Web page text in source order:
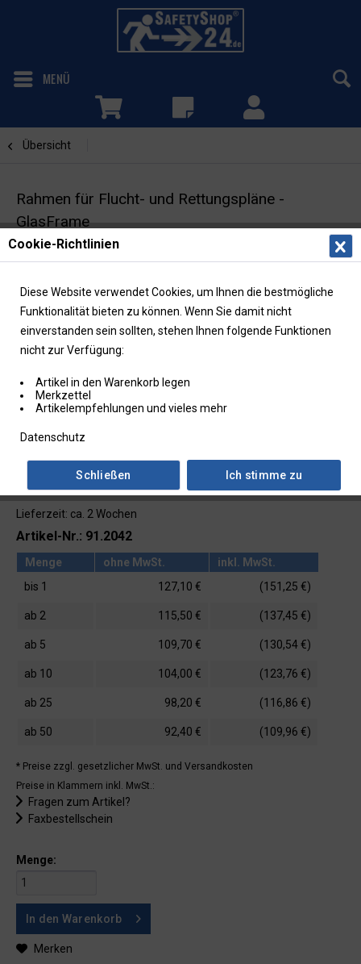
MENÜ
Übersicht
Rahmen für Flucht- und Rettungspläne -
GlasFrame
Lieferzeit: ca. 2 Wochen
Artikel-Nr.: 91.2042
Menge ohne MwSt.
inkl. MwSt.
bis 1 127,10 € (151,25 €)
ab 2 115,50 € (137,45 €)
ab 5 109,70 € (130,54 €)
ab 10 104,00 € (123,76 €)
ab 25 98,20 € (116,86 €)
ab 50 92,40 € (109,96 €)
* Preise zzgl. gesetzlicher MwSt. und Versandkosten
Preise in Klammern inkl. MwSt.:
Fragen zum Artikel?
Faxbestellschein
Menge:
In den Warenkorb
Merken
Cookie-Richtlinien
Diese Website verwendet Cookies, um Ihnen die bestmögliche
Funktionalität bieten zu können. Wenn Sie damit nicht
einverstanden sein sollten, stehen Ihnen folgende Funktionen
nicht zur Verfügung:
Artikel in den Warenkorb legen
Merkzettel
Artikelempfehlungen und vieles mehr
Datenschutz
Ich stimme zu
Schließen